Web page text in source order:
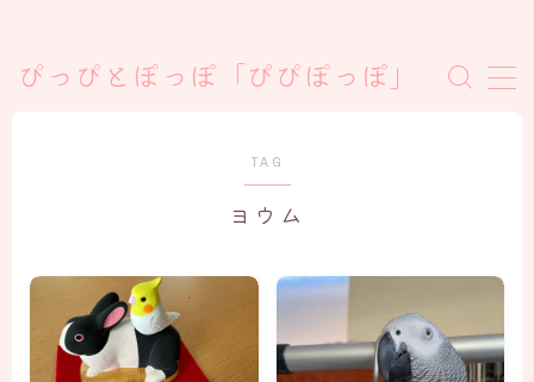
ぴっぴとぽっぽ「ぴぴぽっぽ」
TAG
ヨウム